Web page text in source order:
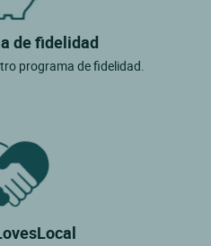
de fidelidad
programa de fidelidad.